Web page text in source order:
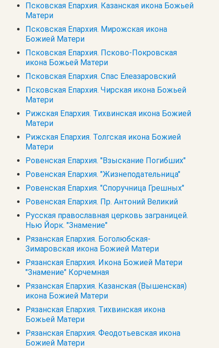
Псковская Епархия. Казанская икона Божьей
Матери
Псковская Епархия. Мирожская икона
Божией Матери
Псковская Епархия. Псково-Покровская
икона Божьей Матери
Псковская Епархия. Спас Елеазаровский
Псковская Епархия. Чирская икона Божьей
Матери
Рижская Епархия. Тихвинская икона Божией
Матери
Рижская Епархия. Толгская икона Божией
Матери
Ровенская Епархия. "Взыскание Погибших"
Ровенская Епархия. "Жизнеподательница"
Ровенская Епархия. "Споручница Грешных"
Ровенская Епархия. Пр. Антоний Великий
Русская православная церковь заграницей.
Нью Йорк. "Знамение"
Рязанская Епархия. Боголюбская-
Зимаровская икона Божией Матери
Рязанская Епархия. Икона Божией Матери
"Знамение" Корчемная
Рязанская Епархия. Казанская (Вышенская)
икона Божией Матери
Рязанская Епархия. Тихвинская икона
Божьей Матери
Рязанская Епархия. Феодотьевская икона
Божией Матери